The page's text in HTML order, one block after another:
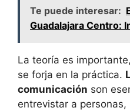
Te puede interesar:
Guadalajara Centro:
La teoría es
se forja en la práctica.
comunicación son
entrevistar a personas,